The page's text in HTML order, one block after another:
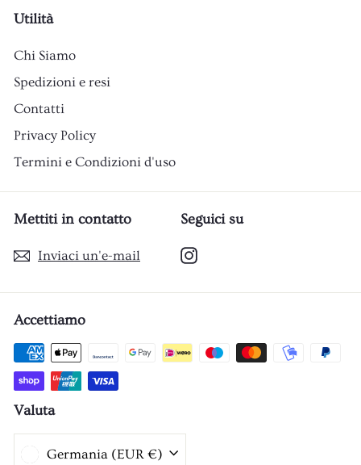
Utilità
Chi Siamo
Spedizioni e resi
Contatti
Privacy Policy
Termini e Condizioni d'uso
Mettiti in contatto
Inviaci un'e-mail
Seguici su
Instagram
Accettiamo
Valuta
Germania (EUR €)